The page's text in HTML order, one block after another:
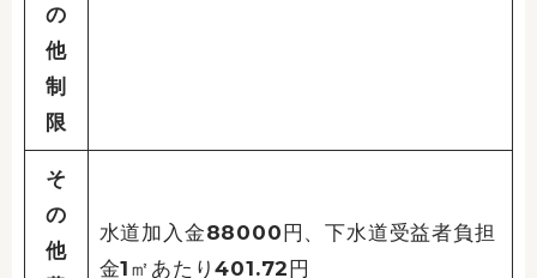
の
他
制
限
そ
の
他
水道加入金88000円、下水道受益者負担
金1㎡あたり401.72円